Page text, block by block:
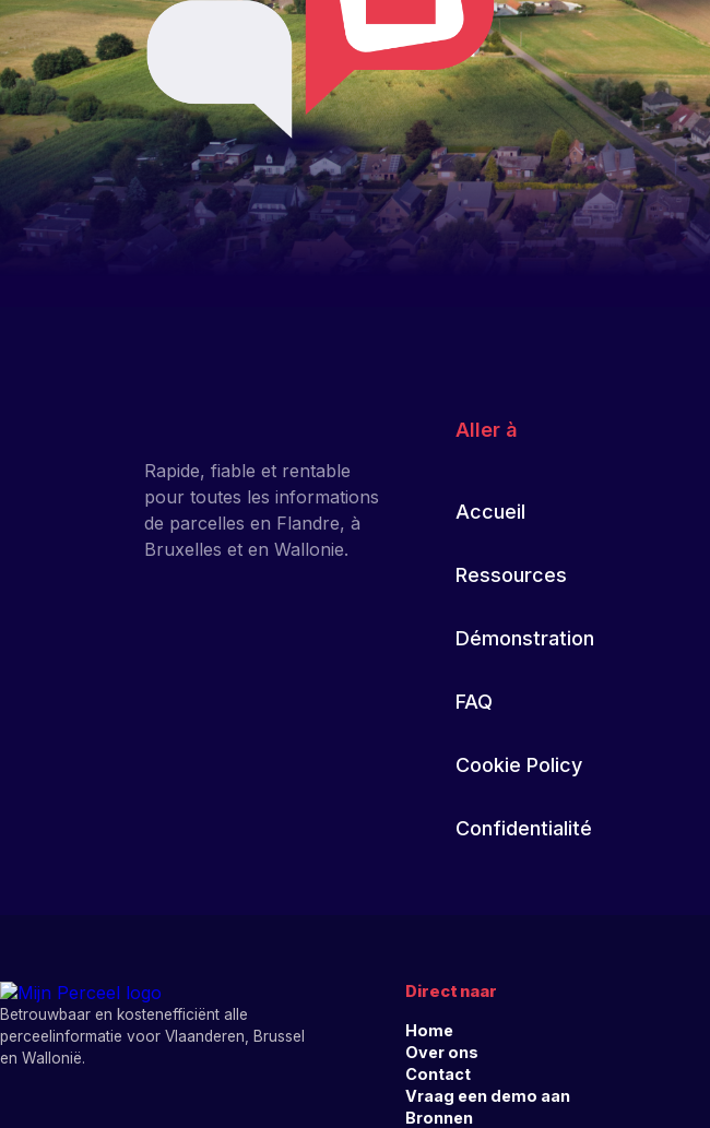
Rapide, fiable et rentable
pour toutes les informations
de parcelles en Flandre, à
Bruxelles et en Wallonie.
Aller à
Accueil
Ressources
Démonstration
FAQ
Cookie Policy
Confidentialité
Betrouwbaar en kostenefficiënt alle
perceelinformatie voor Vlaanderen, Brussel
en Wallonië.
Direct naar
Home
Over ons
Contact
Vraag een demo aan
Bronnen